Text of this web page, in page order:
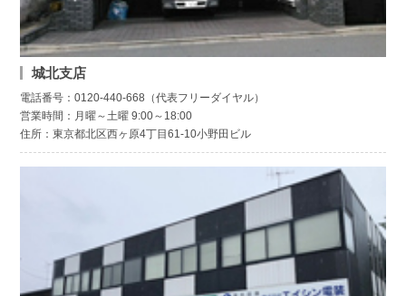
城北支店
電話番号：0120-440-668（代表フリーダイヤル）
営業時間：月曜～土曜 9:00～18:00
住所：東京都北区西ヶ原4丁目61-10小野田ビル